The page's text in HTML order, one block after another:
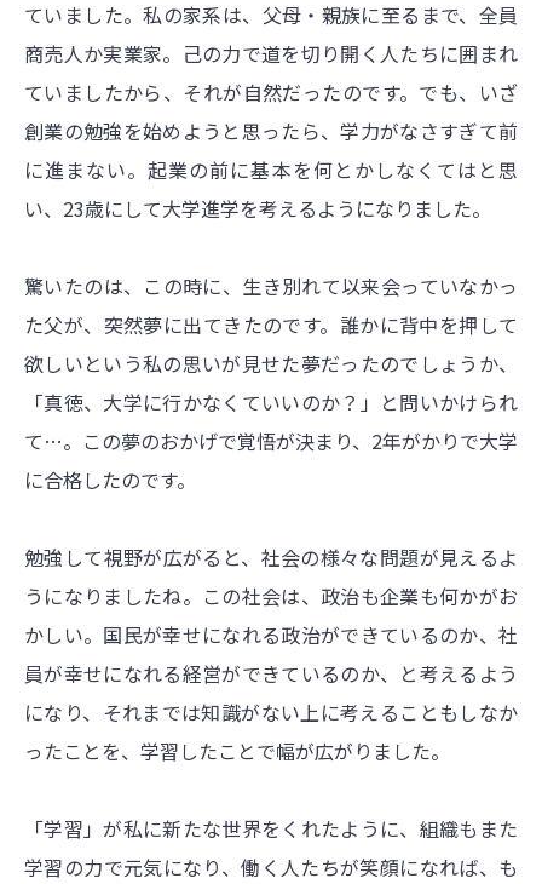
ていました。私の家系は、父母・親族に至るまで、全員
商売人か実業家。己の力で道を切り開く人たちに囲まれ
ていましたから、それが自然だったのです。でも、いざ
創業の勉強を始めようと思ったら、学力がなさすぎて前
に進まない。起業の前に基本を何とかしなくてはと思
い、23歳にして大学進学を考えるようになりました。
驚いたのは、この時に、生き別れて以来会っていなかっ
た父が、突然夢に出てきたのです。誰かに背中を押して
欲しいという私の思いが見せた夢だったのでしょうか、
「真徳、大学に行かなくていいのか？」と問いかけられ
て…。この夢のおかげで覚悟が決まり、2年がかりで大学
に合格したのです。
勉強して視野が広がると、社会の様々な問題が見えるよ
うになりましたね。この社会は、政治も企業も何かがお
かしい。国民が幸せになれる政治ができているのか、社
員が幸せになれる経営ができているのか、と考えるよう
になり、それまでは知識がない上に考えることもしなか
ったことを、学習したことで幅が広がりました。
「学習」が私に新たな世界をくれたように、組織もまた
学習の力で元気になり、働く人たちが笑顔になれば、も